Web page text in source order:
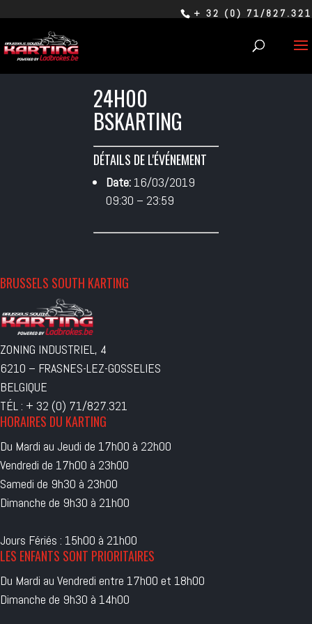
+ 32 (0) 71/827.321
24H00
BSKARTING
DÉTAILS DE L'ÉVÉNEMENT
Date: 16/03/2019
09:30 – 23:59
BRUSSELS SOUTH KARTING
ZONING INDUSTRIEL, 4
6210 – FRASNES-LEZ-GOSSELIES
BELGIQUE
TÉL : + 32 (0) 71/827.321
HORAIRES DU KARTING
Du Mardi au Jeudi de 17h00 à 22h00
Vendredi de 17h00 à 23h00
Samedi de 9h30 à 23h00
Dimanche de 9h30 à 21h00
Jours Fériés : 15h00 à 21h00
LES ENFANTS SONT PRIORITAIRES
Du Mardi au Vendredi entre 17h00 et 18h00
Dimanche de 9h30 à 14h00